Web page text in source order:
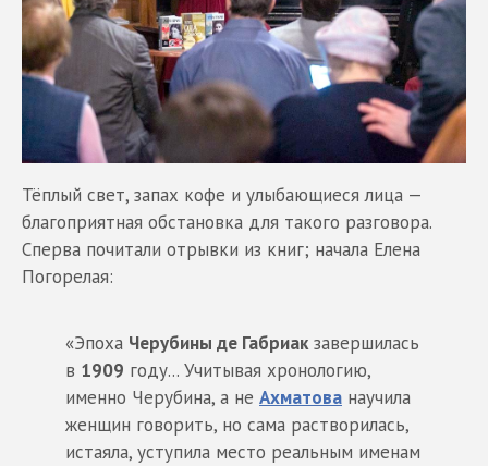
Тёплый свет, запах кофе и улыбающиеся лица —
благоприятная обстановка для такого разговора.
Сперва почитали отрывки из книг; начала Елена
Погорелая:
«Эпоха Черубины де Габриакзавершилась
в 1909 году... Учитывая хронологию,
именно Черубина, а не Ахматова научила
женщин говорить, но сама растворилась,
истаяла, уступила место реальным именам